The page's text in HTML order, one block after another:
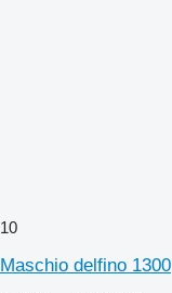
10
Maschio delfino 1300